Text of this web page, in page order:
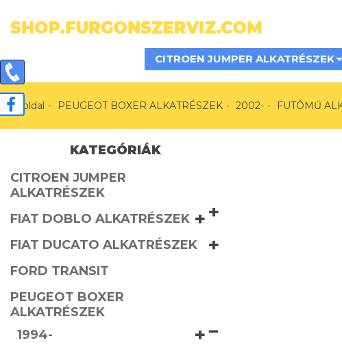
CITROEN JUMPER ALKATRÉSZEK
Főoldal PEUGEOT BOXER ALKATRÉSZEK 2002- FUTÓMŰ
KATEGÓRIÁK
CITROEN JUMPER
ALKATRÉSZEK
+
FIAT DOBLO ALKATRÉSZEK +
FIAT DUCATO ALKATRÉSZEK +
FORD TRANSIT
PEUGEOT BOXER
ALKATRÉSZEK
−
1994- +